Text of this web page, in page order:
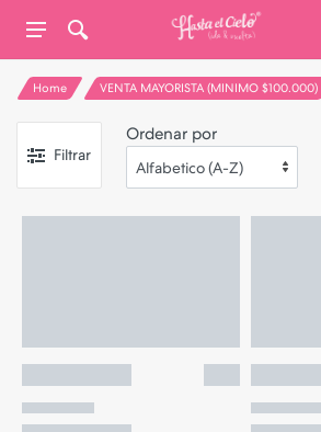
Home VENTA MAYORISTA (MINIMO $100.000)
Filtrar
Ordenar por